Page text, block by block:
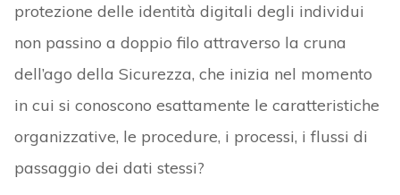
protezione delle identità digitali degli individui
non passino a doppio filo attraverso la cruna
dell’ago della Sicurezza, che inizia nel momento
in cui si conoscono esattamente le caratteristiche
organizzative, le procedure, i processi, i flussi di
passaggio dei dati stessi?